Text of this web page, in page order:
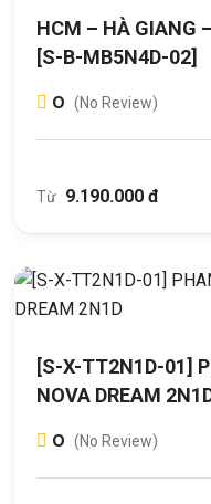
HCM – HÀ GIANG
[S-B-MB5N4D-02]
0 (No Review)
Từ 9.190.000 đ
[S-X-TT2N1D-01]
NOVA DREAM
0 (No Review)